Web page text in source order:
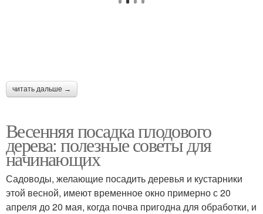
читать дальше →
Весенняя посадка плодового
дерева: полезные советы для
начинающих
Садоводы, желающие посадить деревья и кустарники
этой весной, имеют временное окно примерно с 20
апреля до 20 мая, когда почва пригодна для обработки, и